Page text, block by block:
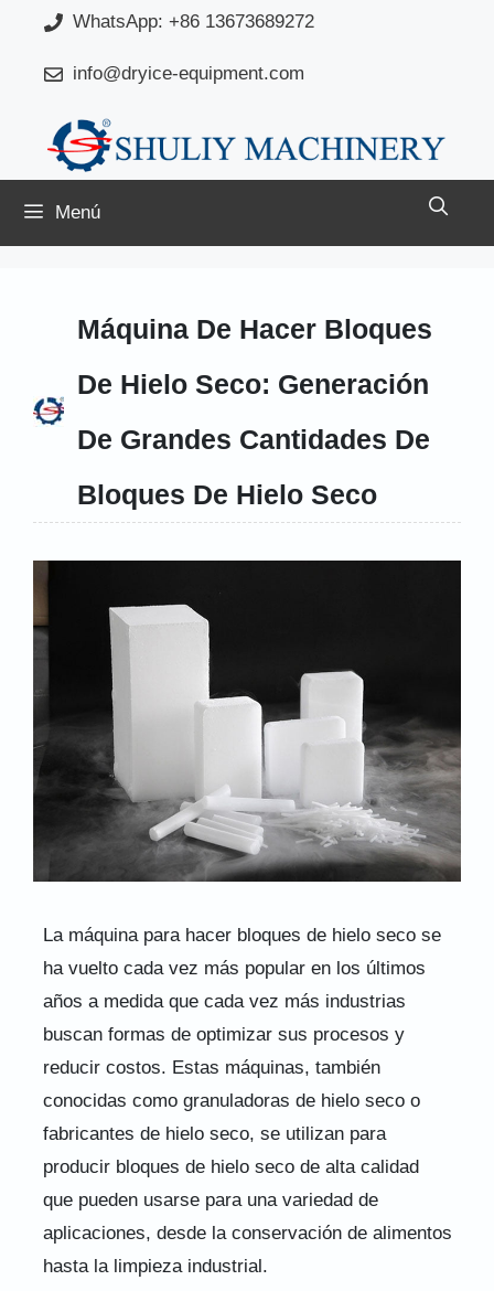
contenido
WhatsApp: +86 13673689272
info@dryice-equipment.com
Menú
Máquina De Hacer Bloques
De Hielo Seco: Generación
De Grandes Cantidades De
Bloques De Hielo Seco
La máquina para hacer bloques de hielo seco se
ha vuelto cada vez más popular en los últimos
años a medida que cada vez más industrias
buscan formas de optimizar sus procesos y
reducir costos. Estas máquinas, también
conocidas como granuladoras de hielo seco o
fabricantes de hielo seco, se utilizan para
producir bloques de hielo seco de alta calidad
que pueden usarse para una variedad de
aplicaciones, desde la conservación de alimentos
hasta la limpieza industrial.